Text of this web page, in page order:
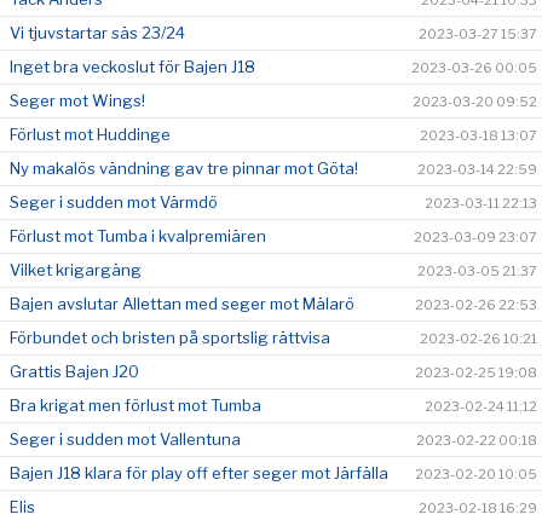
Vi tjuvstartar säs 23/24 2023-03-27 15:37
Inget bra veckoslut för Bajen J18 2023-03-26 00:05
Seger mot Wings! 2023-03-20 09:52
Förlust mot Huddinge 2023-03-18 13:07
Ny makalös vändning gav tre pinnar mot Göta! 2023-03-14 22:59
Seger i sudden mot Värmdö 2023-03-11 22:13
Förlust mot Tumba i kvalpremiären 2023-03-09 23:07
Vilket krigargäng 2023-03-05 21:37
Bajen avslutar Allettan med seger mot Mälarö 2023-02-26 22:53
Förbundet och bristen på sportslig rättvisa 2023-02-26 10:21
Grattis Bajen J20 2023-02-25 19:08
Bra krigat men förlust mot Tumba 2023-02-24 11:12
Seger i sudden mot Vallentuna 2023-02-22 00:18
Bajen J18 klara för play off efter seger mot Järfälla 2023-02-20 10:05
Elis 2023-02-18 16:29